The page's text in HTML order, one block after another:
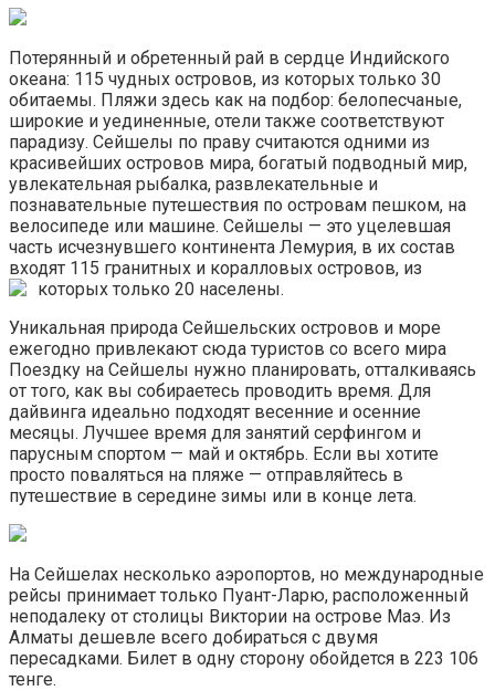
Потерянный и обретенный рай в сердце Индийского
океана: 115 чудных островов, из которых только 30
обитаемы. Пляжи здесь как на подбор: белопесчаные,
широкие и уединенные, отели также соответствуют
парадизу. Сейшелы по праву считаются одними из
красивейших островов мира, богатый подводный мир,
увлекательная рыбалка, развлекательные и
познавательные путешествия по островам пешком, на
велосипеде или машине. Сейшелы — это уцелевшая
часть исчезнувшего континента Лемурия, в их состав
входят 115 гранитных и коралловых островов, из
которых только 20 населены.
Уникальная природа Сейшельских островов и море
ежегодно привлекают сюда туристов со всего мира
Поездку на Сейшелы нужно планировать, отталкиваясь
от того, как вы собираетесь проводить время. Для
дайвинга идеально подходят весенние и осенние
месяцы. Лучшее время для занятий серфингом и
парусным спортом — май и октябрь. Если вы хотите
просто поваляться на пляже — отправляйтесь в
путешествие в середине зимы или в конце лета.
На Сейшелах несколько аэропортов, но международные
рейсы принимает только Пуант-Ларю, расположенный
неподалеку от столицы Виктории на острове Маэ. Из
Алматы дешевле всего добираться с двумя
пересадками. Билет в одну сторону обойдется в 223 106
тенге.